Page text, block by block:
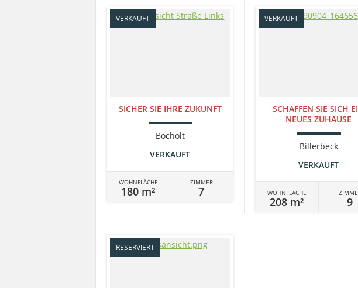
VERKAUFT
SICHER SIE IHRE ZUKUNFT
Bocholt
VERKAUFT
WOHNFLÄCHE
180 m²
ZIMMER
7
VERKAUFT
SCHAFFEN SIE SICH
NEUES ZUHAUSE
Billerbeck
VERKAUFT
WOHNFLÄCHE
208 m² 9
RESERVIERT